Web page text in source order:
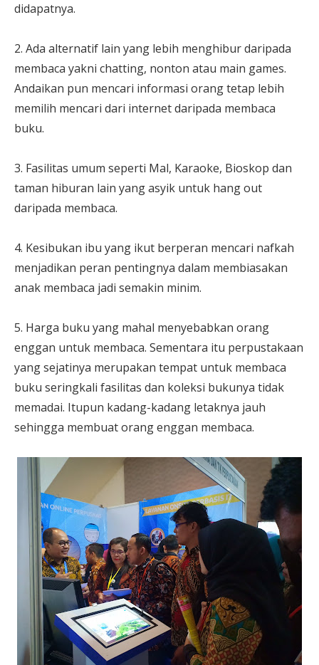
didapatnya.
2. Ada alternatif lain yang lebih menghibur daripada
membaca yakni chatting, nonton atau main games.
Andaikan pun mencari informasi orang tetap lebih
memilih mencari dari internet daripada membaca
buku.
3. Fasilitas umum seperti Mal, Karaoke, Bioskop dan
taman hiburan lain yang asyik untuk hang out
daripada membaca.
4. Kesibukan ibu yang ikut berperan mencari nafkah
menjadikan peran pentingnya dalam membiasakan
anak membaca jadi semakin minim.
5. Harga buku yang mahal menyebabkan orang
enggan untuk membaca. Sementara itu perpustakaan
yang sejatinya merupakan tempat untuk membaca
buku seringkali fasilitas dan koleksi bukunya tidak
memadai. Itupun kadang-kadang letaknya jauh
sehingga membuat orang enggan membaca.